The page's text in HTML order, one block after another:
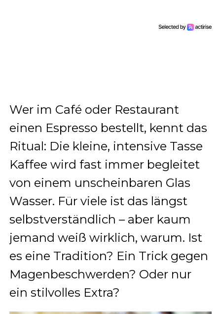
Wer im Café oder Restaurant
einen Espresso bestellt, kennt das
Ritual: Die kleine, intensive Tasse
Kaffee wird fast immer begleitet
von einem unscheinbaren Glas
Wasser. Für viele ist das längst
selbstverständlich – aber kaum
jemand weiß wirklich, warum. Ist
es eine Tradition? Ein Trick gegen
Magenbeschwerden? Oder nur
ein stilvolles Extra?